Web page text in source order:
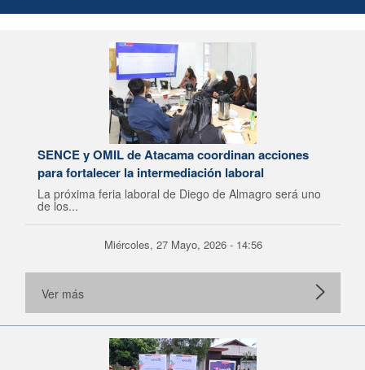
SENCE y OMIL de Atacama coordinan acciones
para fortalecer la intermediación laboral
La próxima feria laboral de Diego de Almagro será uno
de los...
Miércoles, 27 Mayo, 2026 - 14:56
Ver más